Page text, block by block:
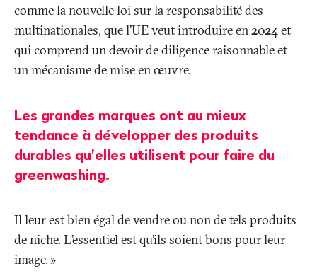
comme la nouvelle loi sur la responsabilité des
multinationales, que l’UE veut introduire en 2024 et
qui comprend un devoir de diligence raisonnable et
un mécanisme de mise en œuvre.
Les grandes marques ont au mieux
tendance à développer des produits
durables qu’elles utilisent pour faire du
greenwashing.
Il leur est bien égal de vendre ou non de tels produits
de niche. L’essentiel est qu’ils soient bons pour leur
image.»